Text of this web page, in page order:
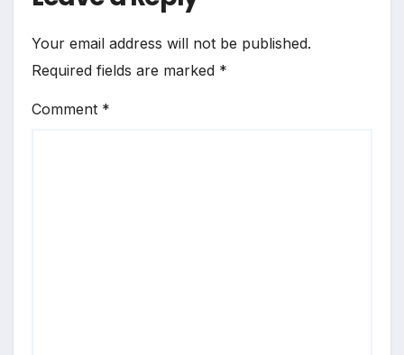
Your email address will not be published.
Required fields are marked *
Comment *